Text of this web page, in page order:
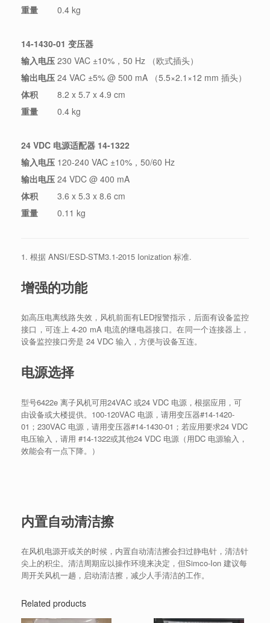
重量
0.4 kg
14-1430-01 变压器
输入电压 230 VAC ±10%，50 Hz （欧式插头）
输出电压 24 VAC ±5% @ 500 mA （5.5×2.1×12 mm 插头）
体积
8.2 x 5.7 x 4.9 cm
重量
0.4 kg
24 VDC 电源适配器 14-1322
输入电压 120-240 VAC ±10%，50/60 Hz
输出电压 24 VDC @ 400 mA
体积
3.6 x 5.3 x 8.6 cm
重量
0.11 kg
1. 根据 ANSI/ESD-STM3.1-2015 Ionization 标准.
增强的功能
如高压电离线路失效，风机前面有LED报警指示，后面有设备监控
接口，可连上 4-20 mA 电流的继电器接口。在同一个连接器上，
设备监控接口旁是 24 VDC 输入，方便与设备互连。
电源选择
型号6422e 离子风机可用24VAC 或24 VDC 电源，根据应用，可
由设备或大楼提供。100-120VAC 电源，请用变压器#14-1420-
01；230VAC 电源，请用变压器#14-1430-01；若应用要求24 VDC
电压输入，请用 #14-1322或其他24 VDC 电源（用DC 电源输入，
效能会有一点下降。）
内置自动清洁擦
在风机电源开或关的时候，内置自动清洁擦会扫过静电针，清洁针
尖上的积尘。清洁周期应以操作环境来决定，但Simco-Ion 建议每
周开关风机一趟，启动清洁擦，减少人手清洁的工作。
Related products